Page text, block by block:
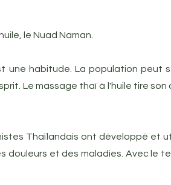
le Nuad Naman.
une habitude. La population peut
Le massage thaï à l'huile tire
Thaïlandais ont développé et
douleurs et des maladies.​ Avec le